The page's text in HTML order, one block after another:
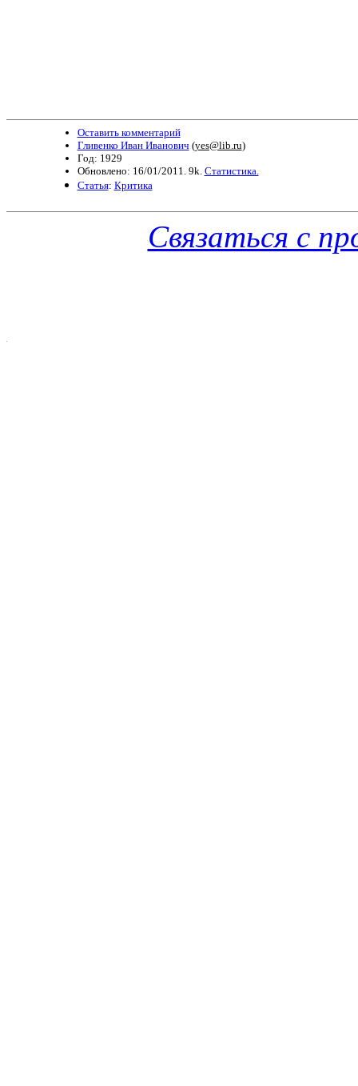
Оставить комментарий
Гливенко Иван Иванович (yes@lib.ru)
Год: 1929
Обновлено: 16/01/2011. 9k. Статистика.
Статья: Критика
Связаться с